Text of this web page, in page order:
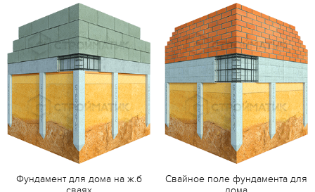
Фундамент для дома на ж.б
Свайное поле фундамента для